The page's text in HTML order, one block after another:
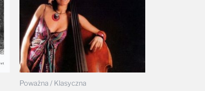
Poważna / Klasyczna